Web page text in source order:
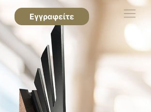
Εγγραφείτε